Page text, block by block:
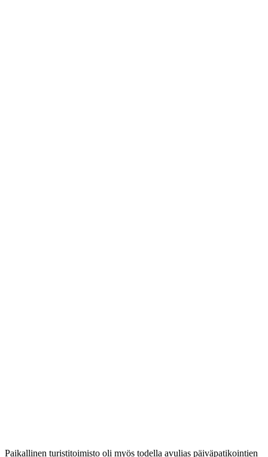
Paikallinen turistitoimisto oli myös todella avulias päiväpatikointien